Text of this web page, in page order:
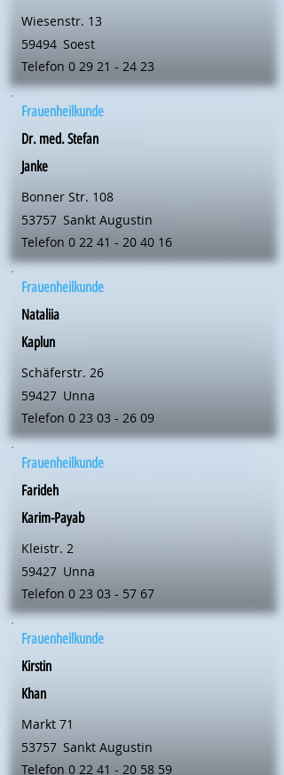
Wiesenstr. 13
59494 Soest
Telefon 0 29 21 - 24 23
Frauenheilkunde
Dr. med. Stefan
Janke
Bonner Str. 108
53757 Sankt Augustin
Telefon 0 22 41 - 20 40 16
Frauenheilkunde
Nataliia
Kaplun
Schäferstr. 26
59427 Unna
Telefon 0 23 03 - 26 09
Frauenheilkunde
Farideh
Karim-Payab
Kleistr. 2
59427 Unna
Telefon 0 23 03 - 57 67
Frauenheilkunde
Kirstin
Khan
Markt 71
53757 Sankt Augustin
Telefon 0 22 41 - 20 58 59